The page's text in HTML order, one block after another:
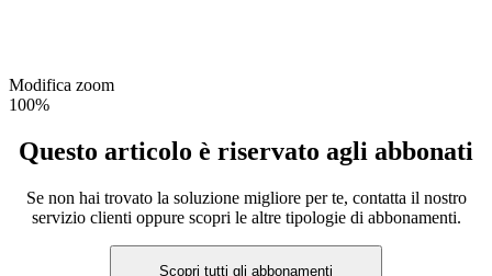
Modifica zoom
100%
Questo articolo è riservato agli abbonati
Se non hai trovato la soluzione migliore per te, contatta il nostro
servizio clienti oppure scopri le altre tipologie di abbonamenti.
Scopri tutti gli abbonamenti